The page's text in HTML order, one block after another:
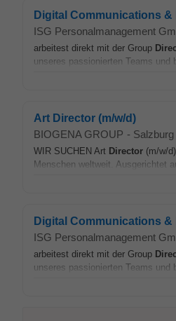
Digital Communications
ISG Personalmanagement
arbeitest direkt mit der Group
unseres passionierten Teams und
Art Director (m/w/d)
BIOGENA GROUP - Salzburg
WIR SUCHEN Art Director (m/w/
Menschen weltweit. Ausgerichtet
Digital Communications
ISG Personalmanagement
arbeitest direkt mit der Group
unseres passionierten Teams und